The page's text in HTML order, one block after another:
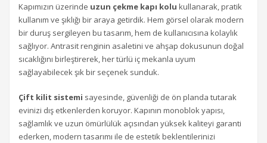
Kapımızın üzerinde uzun çekme kapı kolu kullanarak, pratik
kullanım ve şıklığı bir araya getirdik. Hem görsel olarak modern
bir duruş sergileyen bu tasarım, hem de kullanıcısına kolaylık
sağlıyor. Antrasit renginin asaletini ve ahşap dokusunun doğal
sıcaklığını birleştirerek, her türlü iç mekanla uyum
sağlayabilecek şık bir seçenek sunduk.
Çift kilit sistemi sayesinde, güvenliği de ön planda tutarak
evinizi dış etkenlerden koruyor. Kapının monoblok yapısı,
sağlamlık ve uzun ömürlülük açısından yüksek kaliteyi garanti
ederken, modern tasarımı ile de estetik beklentilerinizi